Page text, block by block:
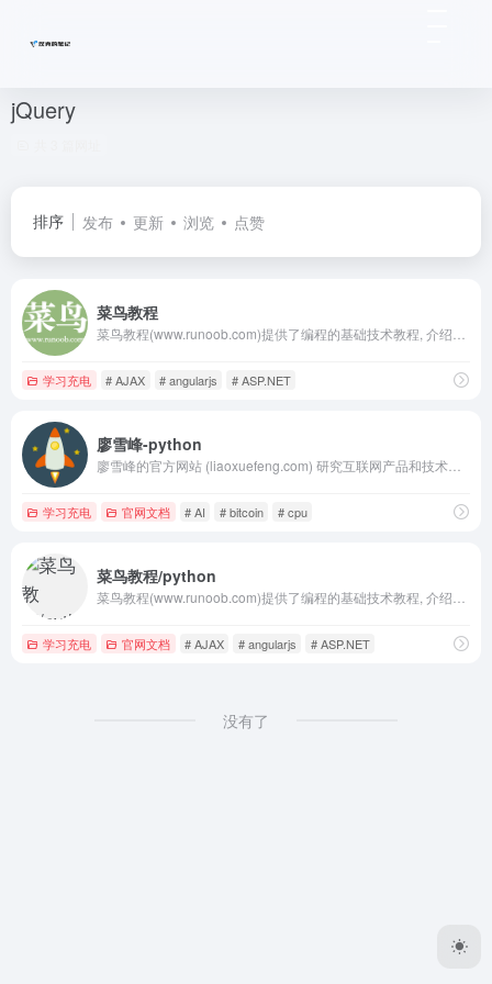
jQuery
排序 发布 更新 浏览 点赞
菜鸟教程
学习充电 # AJAX # angularjs # ASP.NET
廖雪峰-python
学习充电 官网文档 # AI # bitcoin # cpu
菜鸟教程/python
学习充电 官网文档 # AJAX # angularjs # ASP.NET
没有了